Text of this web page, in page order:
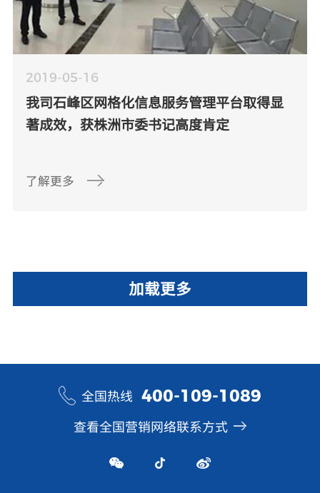
2019-05-16
我司石峰区网格化信息服务管理平台取得显
著成效，获株洲市委书记高度肯定
了解更多
加载更多
全国热线 400-109-1089
查看全国营销网络联系方式